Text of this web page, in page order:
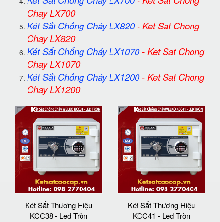
Chay LX700
Két Sắt Chống Cháy LX820-Ket Sat Chong
Chay LX820
Két Sắt Chống Cháy LX1070-Ket Sat Chong
Chay LX1070
Két Sắt Chống Cháy LX1200-Ket Sat Chong
Chay LX1200
Két Sắt Thương Hiệu
KCC38 - Led Tròn
Két Sắt Thương Hiệu
KCC41 - Led Tròn